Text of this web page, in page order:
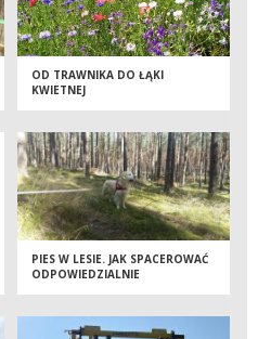
OD TRAWNIKA DO ŁĄKI
KWIETNEJ
PIES W LESIE. JAK SPACEROWAĆ
ODPOWIEDZIALNIE